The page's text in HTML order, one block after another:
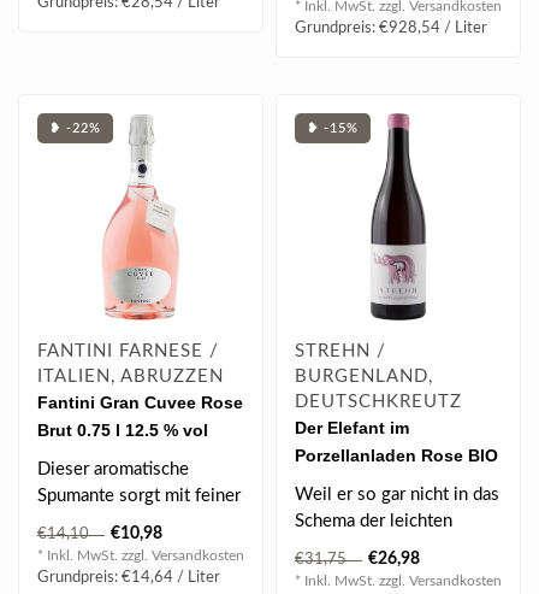
* Inkl. MwSt. zzgl. Versandkosten
Grundpreis: €928,54 / Liter
❥ -22%
FANTINI FARNESE /
ITALIEN, ABRUZZEN
Fantini Gran Cuvee Rose
Brut 0.75 l 12.5 % vol
Dieser aromatische
Spumante sorgt mit feiner
Parrage, Eleganz und
blumigen Arome..
€14,10 €10,98
* Inkl. MwSt. zzgl. Versandkosten
Grundpreis: €14,64 / Liter
❥ -15%
STREHN /
BURGENLAND,
DEUTSCHKREUTZ
Der Elefant im
Porzellanladen Rose BIO
2025 0.75 l
Weil er so gar nicht in das
Schema der leichten
Mainstream-Roséweine
passt, hat..
€31,75 €26,98
* Inkl. MwSt. zzgl. Versandkosten